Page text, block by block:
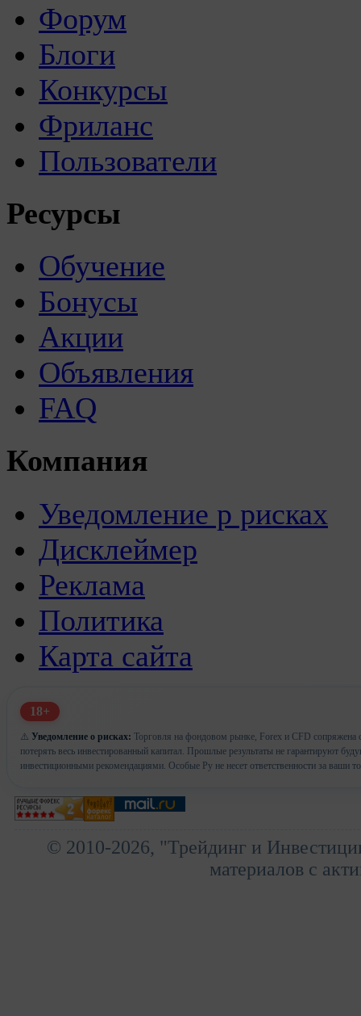
Форум
Блоги
Конкурсы
Фриланс
Пользователи
Ресурсы
Обучение
Бонусы
Акции
Объявления
FAQ
Компания
Уведомление р рисках
Дисклеймер
Реклама
Политика
Карта сайта
18+
⚠️ Уведомление о рисках: Торговля на фондовом рынке, Forex и CFD сопряжена
потерять весь инвестированный капитал. Прошлые результаты не гарантируют
инвестиционными рекомендациями. Особые Ру не несет ответственности за ваши
© 2010-2026, "Трейдинг и
материалов с